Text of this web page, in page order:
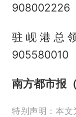
908002226
驻岘港总
905580010
南方都市报
特别声明：本文